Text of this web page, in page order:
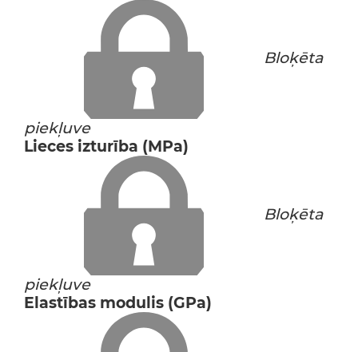
Bloķēta
piekļuve
Lieces izturība (MPa)
Bloķēta
piekļuve
Elastības modulis (GPa)